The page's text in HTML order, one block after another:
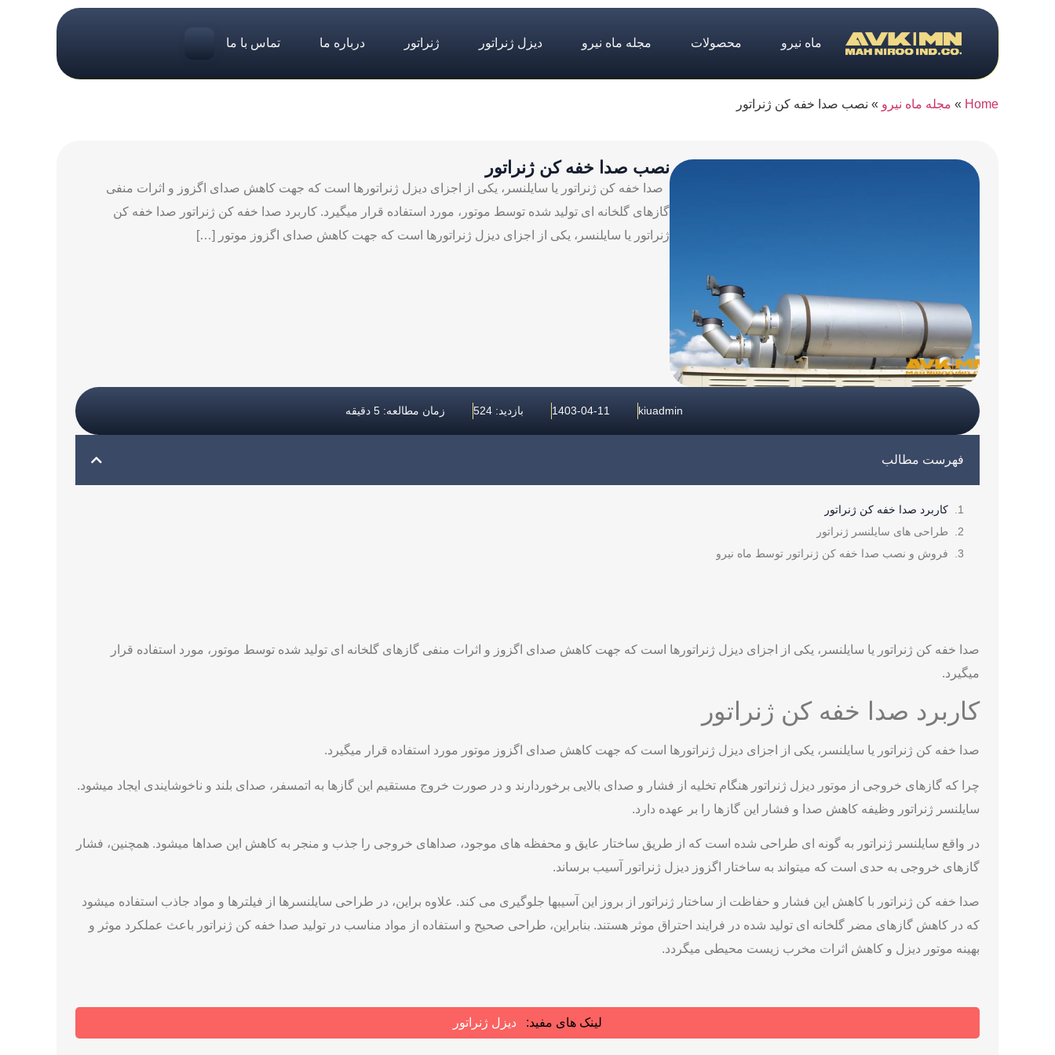
ماه نیرو محصولات مجله ماه نیرو دیزل ژنراتور ژنراتور درباره ما تماس با ما
Home
» مجله ماه نیرو » نصب صدا خفه کن ژنراتور
نصب صدا خفه کن ژنراتور
صدا خفه کن ژنراتور یا سایلنسر، یکی از اجزای دیزل ژنراتورها است که جهت کاهش صدای اگزوز و اثرات منفی
گازهای گلخانه ای تولید شده توسط موتور، مورد استفاده قرار میگیرد. کاربرد صدا خفه کن ژنراتور صدا خفه کن
ژنراتور یا سایلنسر، یکی از اجزای دیزل ژنراتورها است که جهت کاهش صدای اگزوز موتور […]
kiuadmin
1403-04-11 بازدید: 524 زمان مطالعه: 5 دقیقه
فهرست مطالب
کاربرد صدا خفه کن ژنراتور
طراحی های سایلنسر ژنراتور
فروش و نصب صدا خفه کن ژنراتور توسط ماه نیرو
صدا خفه کن ژنراتور یا سایلنسر، یکی از اجزای دیزل ژنراتورها است که جهت کاهش صدای اگزوز و اثرات منفی گازهای گلخانه ای تولید شده توسط موتور، مورد استفاده قرار
میگیرد.
کاربرد صدا خفه کن ژنراتور
صدا خفه کن ژنراتور یا سایلنسر، یکی از اجزای دیزل ژنراتورها است که جهت کاهش صدای اگزوز موتور مورد استفاده قرار میگیرد.
چرا که گازهای خروجی از موتور دیزل ژنراتور هنگام تخلیه از فشار و صدای بالایی برخوردارند و در صورت خروج مستقیم این گازها به اتمسفر، صدای بلند و ناخوشایندی ایجاد میشود.
سایلنسر ژنراتور وظیفه کاهش صدا و فشار این گازها را بر عهده دارد.
در واقع سایلنسر ژنراتور به گونه ای طراحی شده است که از طریق ساختار عایق و محفظه های موجود، صداهای خروجی را جذب و منجر به کاهش این صداها میشود. همچنین، فشار
گازهای خروجی به حدی است که میتواند به ساختار اگزوز دیزل ژنراتور آسیب برساند.
صدا خفه کن ژنراتور با کاهش این فشار و حفاظت از ساختار ژنراتور از بروز این آسیب­ها جلوگیری می کند. علاوه براین، در طراحی سایلنسرها از فیلترها و مواد جاذب استفاده میشود
که در کاهش گازهای مضر گلخانه ای تولید شده در فرایند احتراق موثر هستند. بنابراین، طراحی صحیح و استفاده از مواد مناسب در تولید صدا خفه کن ژنراتور باعث عملکرد موثر و
بهینه موتور دیزل و کاهش اثرات مخرب زیست محیطی می­گردد.
لینک های مفید: دیزل ژنراتور